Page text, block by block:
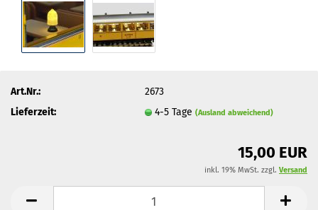
Art.Nr.:
2673
Lieferzeit:
4-5 Tage(Ausland abweichend)
15,00 EUR
inkl. 19% MwSt. zzgl. Versand